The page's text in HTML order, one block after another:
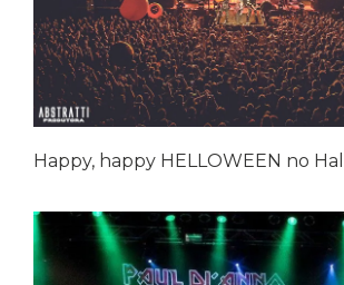
Happy, happy HELLOWEEN no